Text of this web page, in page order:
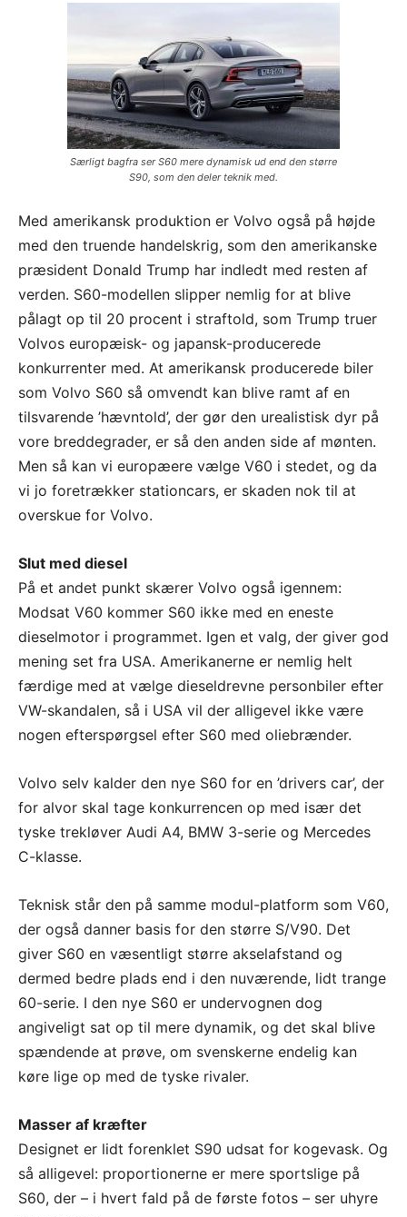
Særligt bagfra ser S60 mere dynamisk ud end den større
S90, som den deler teknik med.
Med amerikansk produktion er Volvo også på højde
med den truende handelskrig, som den amerikanske
præsident Donald Trump har indledt med resten af
verden. S60-modellen slipper nemlig for at blive
pålagt op til 20 procent i straftold, som Trump truer
Volvos europæisk- og japansk-producerede
konkurrenter med. At amerikansk producerede biler
som Volvo S60 så omvendt kan blive ramt af en
tilsvarende ’hævntold’, der gør den urealistisk dyr på
vore breddegrader, er så den anden side af mønten.
Men så kan vi europæere vælge V60 i stedet, og da
vi jo foretrækker stationcars, er skaden nok til at
overskue for Volvo.
Slut med diesel
På et andet punkt skærer Volvo også igennem:
Modsat V60 kommer S60 ikke med en eneste
dieselmotor i programmet. Igen et valg, der giver god
mening set fra USA. Amerikanerne er nemlig helt
færdige med at vælge dieseldrevne personbiler efter
VW-skandalen, så i USA vil der alligevel ikke være
nogen efterspørgsel efter S60 med oliebrænder.
Volvo selv kalder den nye S60 for en ’drivers car’, der
for alvor skal tage konkurrencen op med især det
tyske trekløver Audi A4, BMW 3-serie og Mercedes
C-klasse.
Teknisk står den på samme modul-platform som V60,
der også danner basis for den større S/V90. Det
giver S60 en væsentligt større akselafstand og
dermed bedre plads end i den nuværende, lidt trange
60-serie. I den nye S60 er undervognen dog
angiveligt sat op til mere dynamik, og det skal blive
spændende at prøve, om svenskerne endelig kan
køre lige op med de tyske rivaler.
Masser af kræfter
Designet er lidt forenklet S90 udsat for kogevask. Og
så alligevel: proportionerne er mere sportslige på
S60, der – i hvert fald på de første fotos – ser uhyre